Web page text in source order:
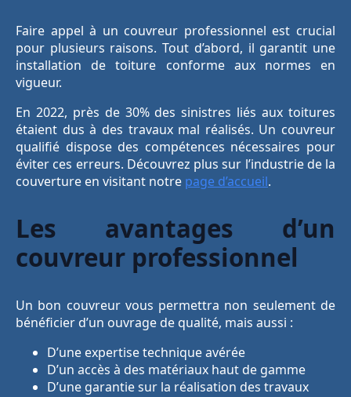
Faire appel à un couvreur professionnel est crucial
pour plusieurs raisons. Tout d’abord, il garantit une
installation de toiture conforme aux normes en
vigueur.
En 2022, près de 30% des sinistres liés aux toitures
étaient dus à des travaux mal réalisés. Un couvreur
qualifié dispose des compétences nécessaires pour
éviter ces erreurs. Découvrez plus sur l’industrie de la
couverture en visitant notre page d’accueil.
Les avantages d’un
couvreur professionnel
Un bon couvreur vous permettra non seulement de
bénéficier d’un ouvrage de qualité, mais aussi :
D’une expertise technique avérée
D’un accès à des matériaux haut de gamme
D’une garantie sur la réalisation des travaux